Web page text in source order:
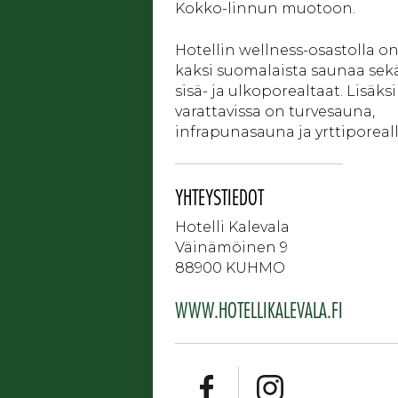
Kokko-linnun muotoon.
Hotellin wellness-osastolla on
kaksi suomalaista saunaa
sisä- ja ulkoporealtaat. Lisäksi
varattavissa on turvesauna,
infrapunasauna ja
YHTEYSTIEDOT
Hotelli Kalevala
Väinämöinen 9
88900 KUHMO
WWW.HOTELLIKALEVALA.FI